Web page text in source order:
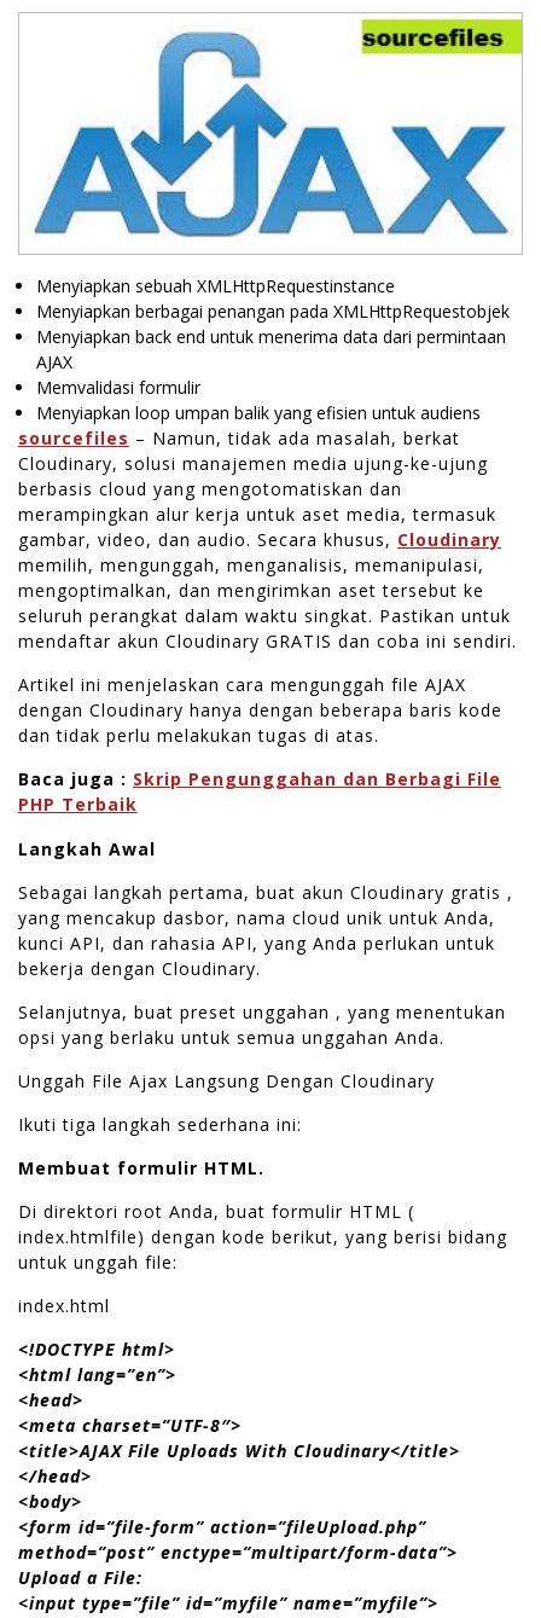
Menyiapkan sebuah XMLHttpRequestinstance
Menyiapkan berbagai penangan pada XMLHttpRequestobjek
Menyiapkan back end untuk menerima data dari permintaan
AJAX
Memvalidasi formulir
Menyiapkan loop umpan balik yang efisien untuk audiens
sourcefiles – Namun, tidak ada masalah, berkat
Cloudinary, solusi manajemen media ujung-ke-ujung
berbasis cloud yang mengotomatiskan dan
merampingkan alur kerja untuk aset media, termasuk
gambar, video, dan audio. Secara khusus, Cloudinary
memilih, mengunggah, menganalisis, memanipulasi,
mengoptimalkan, dan mengirimkan aset tersebut ke
seluruh perangkat dalam waktu singkat. Pastikan untuk
mendaftar akun Cloudinary GRATIS dan coba ini sendiri.
Artikel ini menjelaskan cara mengunggah file AJAX
dengan Cloudinary hanya dengan beberapa baris kode
dan tidak perlu melakukan tugas di atas.
Baca juga : Skrip Pengunggahan dan Berbagi File
PHP Terbaik
Langkah Awal
Sebagai langkah pertama, buat akun Cloudinary gratis ,
yang mencakup dasbor, nama cloud unik untuk Anda,
kunci API, dan rahasia API, yang Anda perlukan untuk
bekerja dengan Cloudinary.
Selanjutnya, buat preset unggahan , yang menentukan
opsi yang berlaku untuk semua unggahan Anda.
Unggah File Ajax Langsung Dengan Cloudinary
Ikuti tiga langkah sederhana ini:
Membuat formulir HTML.
Di direktori root Anda, buat formulir HTML (
index.htmlfile) dengan kode berikut, yang berisi bidang
untuk unggah file:
index.html
<!DOCTYPE html>
<html lang=”en”>
<head>
<meta charset=”UTF-8″>
<title>AJAX File Uploads With Cloudinary</title>
</head>
<body>
<form id=”file-form” action=”fileUpload.php”
method=”post” enctype=”multipart/form-data”>
Upload a File:
<input type=”file” id=”myfile” name=”myfile”>